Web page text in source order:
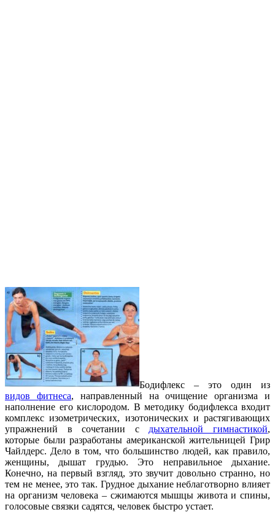
Бодифлекс – это один из
видов фитнеса, направленный на очищение организма и
наполнение его кислородом. В методику бодифлекса входит
комплекс изометрических, изотонических и растягивающих
упражнений в сочетании с дыхательной гимнастикой,
которые были разработаны американской жительницей Грир
Чайлдерс. Дело в том, что большинство людей, как правило,
женщины, дышат грудью. Это неправильное дыхание.
Конечно, на первый взгляд, это звучит довольно странно, но
тем не менее, это так. Грудное дыхание неблаготворно влияет
на организм человека – сжимаются мышцы живота и спины,
голосовые связки садятся, человек быстро устает.